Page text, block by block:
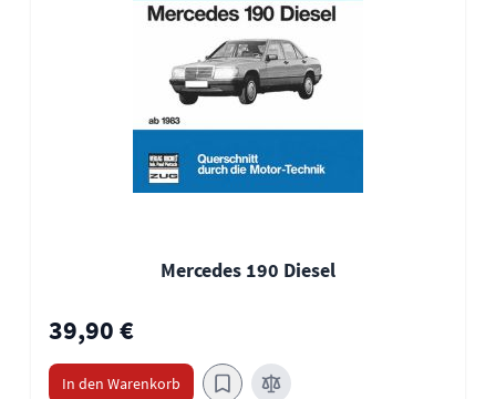
Mercedes 190 Diesel
39,90 €
In den Warenkorb